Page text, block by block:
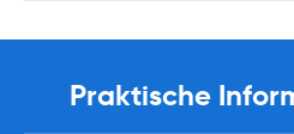
Praktische